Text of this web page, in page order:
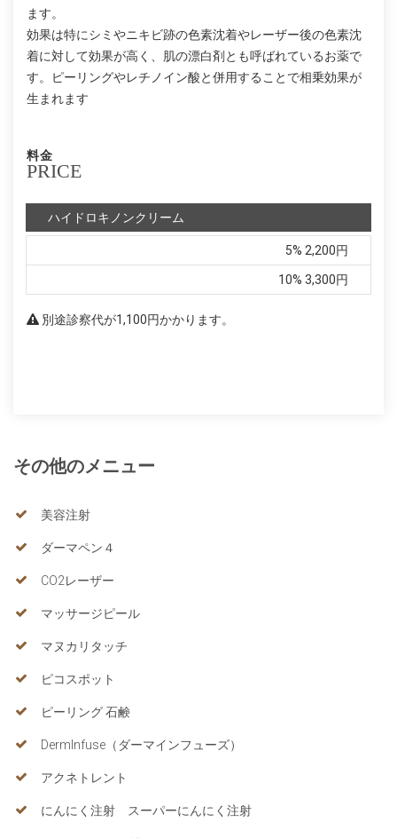
ます。
効果は特にシミやニキビ跡の色素沈着やレーザー後の色素沈
着に対して効果が高く、肌の漂白剤とも呼ばれているお薬で
す。ピーリングやレチノイン酸と併用することで相乗効果が
生まれます
料金
PRICE
ハイドロキノンクリーム
5% 2,200円
10% 3,300円
別途診察代が1,100円かかります。
その他のメニュー
美容注射
ダーマペン４
CO2レーザー
マッサージピール
マヌカリタッチ
ピコスポット
ピーリング 石鹸
DermInfuse（ダーマインフューズ）
アクネトレント
にんにく注射 スーパーにんにく注射